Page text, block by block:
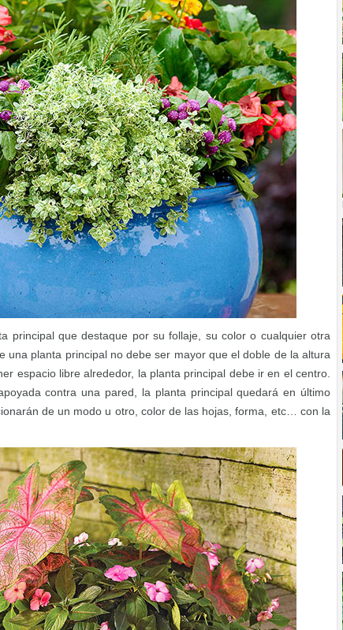
principal que destaque por su follaje, su color o cualquier otra
una planta principal no debe ser mayor que el doble de la altura
espacio libre alrededor, la planta principal debe ir en el centro.
contra una pared, la planta principal quedará en último
de un modo u otro, color de las hojas, forma, etc… con la